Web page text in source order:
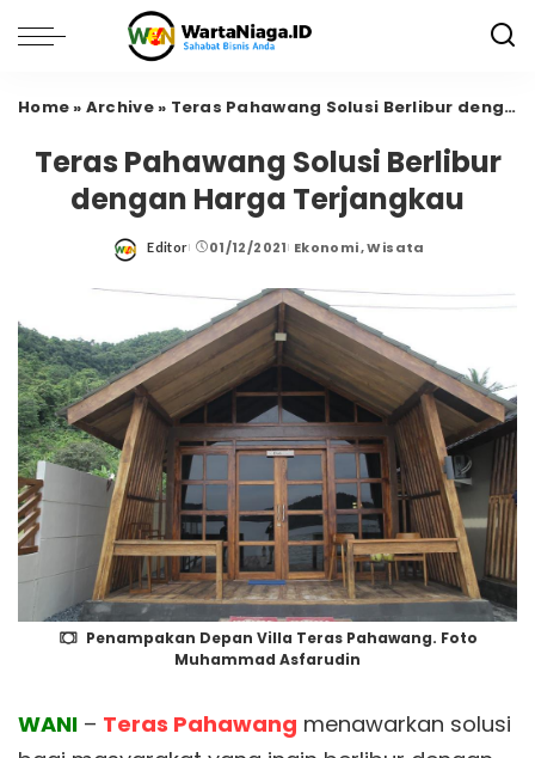
Home » Archive» Teras Pahawang Solusi Berlibur dengan Harga Terjangkau
Teras Pahawang Solusi Berlibur
dengan Harga Terjangkau
Posted
Editor 01/12/2021 Ekonomi Wisata
Penampakan Depan Villa Teras Pahawang. Foto
Muhammad Asfarudin
WANI – Teras Pahawang menawarkan solusi